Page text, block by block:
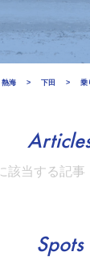
熱海 下田
乗
該当する記
Spots